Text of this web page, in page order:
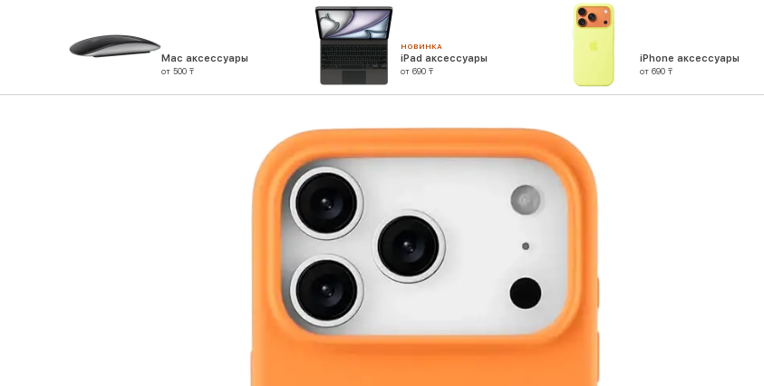
Mac аксессуары
от 500 ₸
НОВИНКА
iPad аксессуары
от 690 ₸
iPhone аксессуары
от 690 ₸